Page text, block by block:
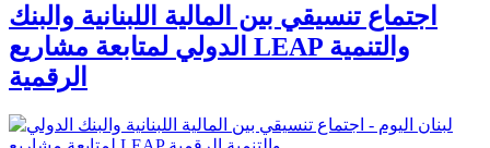
اجتماع تنسيقي بين المالية اللبنانية والبنك
الدولي لمتابعة مشاريع LEAP والتنمية
الرقمية